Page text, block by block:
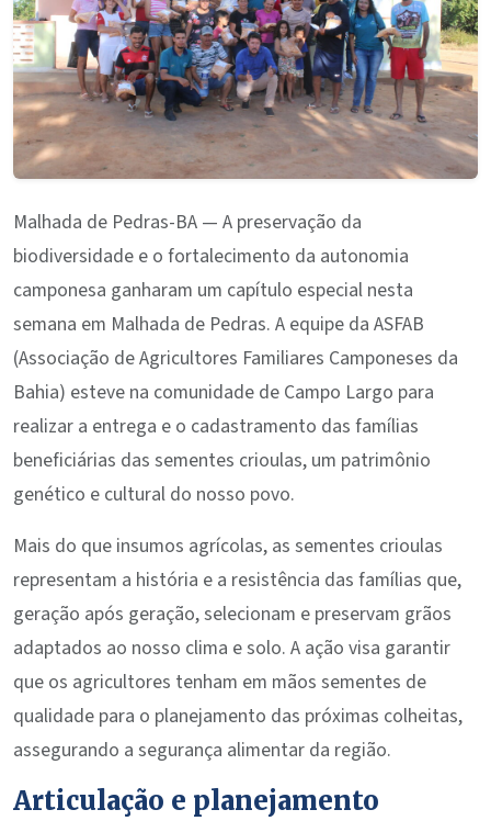
Malhada de Pedras-BA — A preservação da
biodiversidade e o fortalecimento da autonomia
camponesa ganharam um capítulo especial nesta
semana em Malhada de Pedras. A equipe da ASFAB
(Associação de Agricultores Familiares Camponeses da
Bahia) esteve na comunidade de Campo Largo para
realizar a entrega e o cadastramento das famílias
beneficiárias das sementes crioulas, um patrimônio
genético e cultural do nosso povo.
Mais do que insumos agrícolas, as sementes crioulas
representam a história e a resistência das famílias que,
geração após geração, selecionam e preservam grãos
adaptados ao nosso clima e solo. A ação visa garantir
que os agricultores tenham em mãos sementes de
qualidade para o planejamento das próximas colheitas,
assegurando a segurança alimentar da região.
Articulação e planejamento